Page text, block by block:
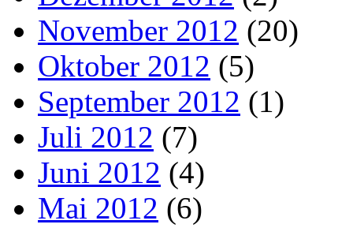
November 2012 (20)
Oktober 2012 (5)
September 2012 (1)
Juli 2012 (7)
Juni 2012 (4)
Mai 2012 (6)